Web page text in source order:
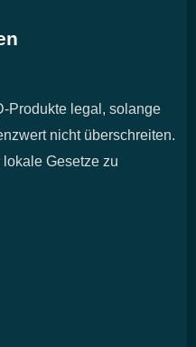
Produkte legal, solange
nicht überschreiten.
Gesetze zu